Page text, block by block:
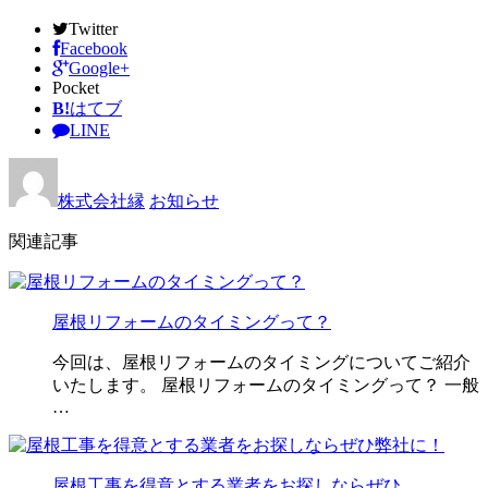
Twitter
Facebook
Google+
Pocket
B!はてブ
LINE
株式会社縁 お知らせ
関連記事
屋根リフォームのタイミングって？
今回は、屋根リフォームのタイミングについてご紹介
いたします。 屋根リフォームのタイミングって？ 一般
…